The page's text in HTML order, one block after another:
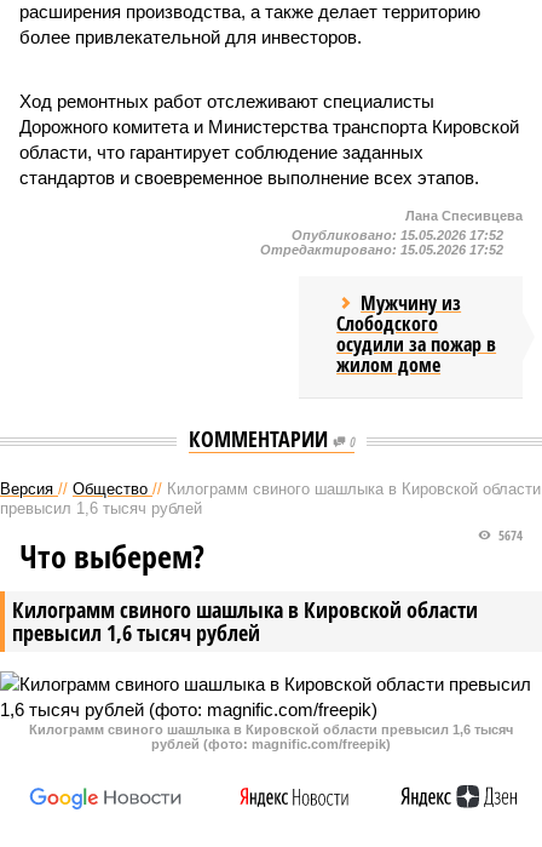
расширения производства, а также делает территорию
более привлекательной для инвесторов.
Ход ремонтных работ отслеживают специалисты
Дорожного комитета и Министерства транспорта Кировской
области, что гарантирует соблюдение заданных
стандартов и своевременное выполнение всех этапов.
Лана Спесивцева
Опубликовано: 15.05.2026 17:52
Отредактировано: 15.05.2026 17:52
Мужчину из
Слободского
осудили за пожар в
жилом доме
КОММЕНТАРИИ 0
Версия // Общество // Килограмм свиного шашлыка в Кировской области
превысил 1,6 тысяч рублей
Килограмм свиного шашлыка в Кировской области
превысил 1,6 тысяч рублей
5674
Что выберем?
Килограмм свиного шашлыка в Кировской области превысил 1,6 тысяч
рублей (фото: magnific.com/freepik)